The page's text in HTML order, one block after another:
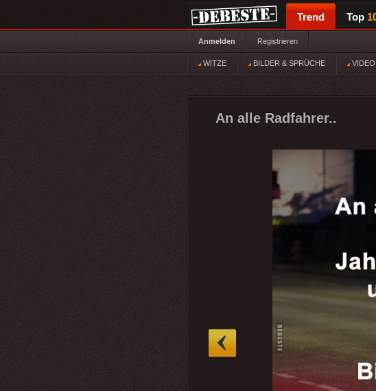
Trend Top
Anmelden Registrieren
WITZE BILDER & SPRÜCHE
An alle Radfahrer..